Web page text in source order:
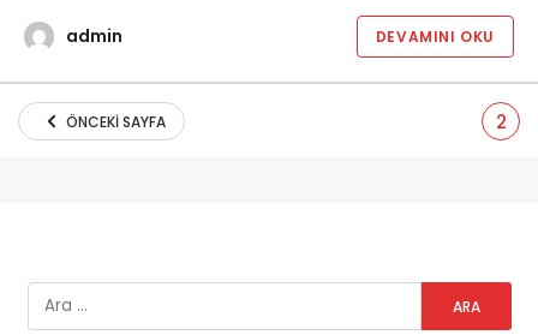
admin DEVAMINI OKU
ÖNCEKI SAYFA 2